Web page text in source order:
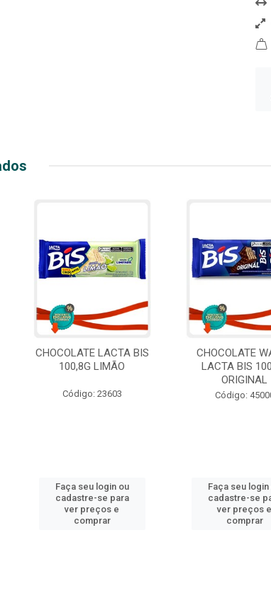
CHOCOLATE LACTA BIS
100,8G LIMÃO
Código: 23603
Faça seu login ou
cadastre-se para
ver preços e
comprar
CHOCOLATE
LACTA BIS
ORIGINAL
Código:
Faça seu login
cadastre-se
ver preços e
comprar